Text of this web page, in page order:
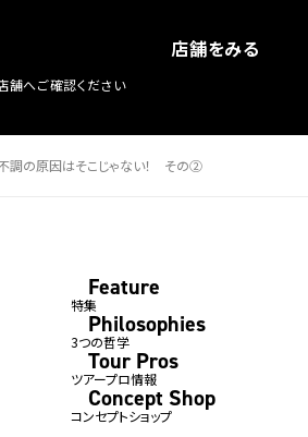
調の原因はそこじゃない！ その②
店舗をみる
舗へご確認ください
Feature
特集
Philosophies
3つの哲学
Tour Pros
ツアープロ情報
Concept Shop
コンセプトショップ